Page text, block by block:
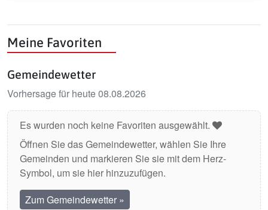
Meine Favoriten
Gemeindewetter
Vorhersage für heute 08.08.2026
Es wurden noch keine Favoriten ausgewählt.
Öffnen Sie das Gemeindewetter, wählen Sie Ihre
Gemeinden und markieren Sie sie mit dem Herz-
Symbol, um sie hier hinzuzufügen.
Zum Gemeindewetter »